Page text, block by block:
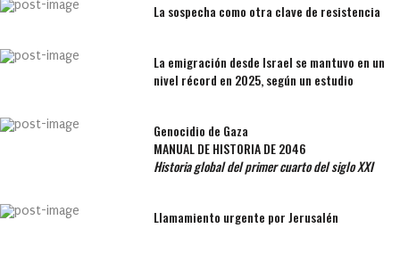
La sospecha como otra clave de resistencia
La emigración desde Israel se mantuvo en un
nivel récord en 2025, según un estudio
Genocidio de Gaza
MANUAL DE HISTORIA DE 2046
Historia global del primer cuarto del siglo XXI
Llamamiento urgente por Jerusalén